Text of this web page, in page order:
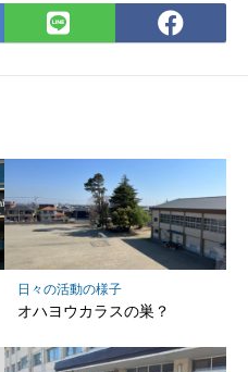
LINE
で
で
日々の活動の様子
オハヨウカラスの巣？